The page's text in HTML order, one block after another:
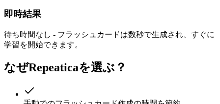
即時結果
待ち時間なし - フラッシュカードは数秒で生成され、すぐに
学習を開始できます。
なぜRepeaticaを選ぶ？